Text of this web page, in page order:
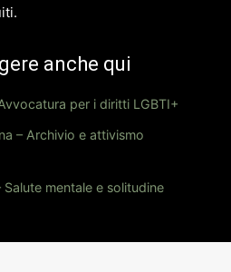
anche qui
per i diritti LGBTI+
– Archivio e attivismo
Salute mentale e solitudine